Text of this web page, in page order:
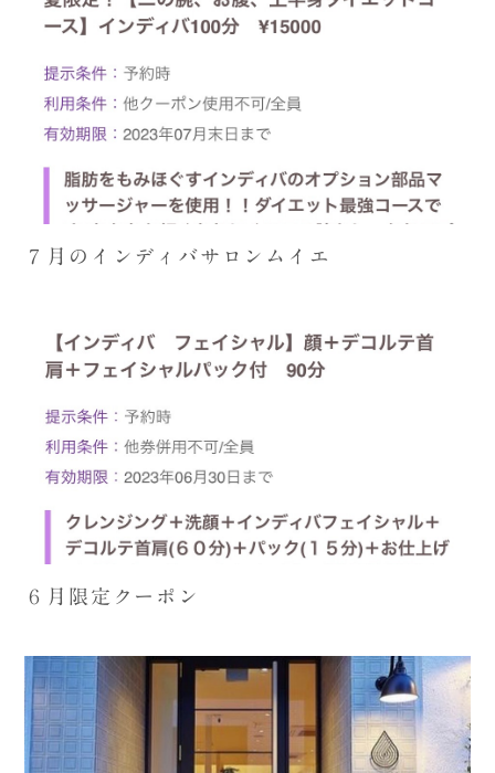
７月のインディバサロンムイエ
６月限定クーポン